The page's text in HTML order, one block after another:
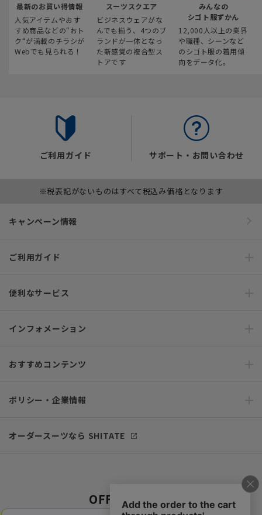
最新のお買い得情報
人気アイテムやおす
すめ商品などの“おト
ク“が満載のチラシが
Webでも見られる！
スーツスクエア
ビジネスウェアがな
んでも揃う、4つのブ
ランドが一体となっ
た新感覚の複合型ス
トアです
みんなの
シゴト服ずかん
12,000人以上の業界
や職種、シーンなど
のシゴト服の着用傾
向をデータ化。
ご利用ガイド サポート・お問い合わせ
※税表記がないものはすべて税込み価格となります
キャンペーン情報
ご利用ガイド
便利なサービス
インフォメーション
おすすめコンテンツ
ポリシー・企業情報
オーダースーツなら SHITATE
OFFICIAL SNS